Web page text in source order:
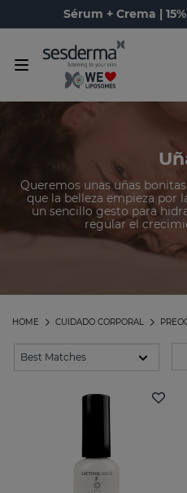
Sérum + Crema |
Queremos unas uñas
que la belleza empieza por
un sencillo gesto para
regular el
CUIDADO CORPORAL
HOME